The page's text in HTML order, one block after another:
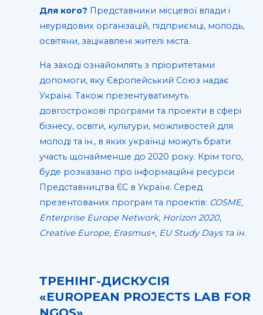
Для кого? Представники місцевої влади і
неурядових організацій, підприємці, молодь,
освітяни, зацікавлені жителі міста.
На заході ознайомлять з пріоритетами
допомоги, яку Європейський Союз надає
Україні. Також презентуватимуть
довгострокові програми та проекти в сфері
бізнесу, освіти, культури, можливостей для
молоді та ін., в яких українці можуть брати
участь щонайменше до 2020 року. Крім того,
буде розказано про інформаційні ресурси
Представництва ЄС в Україні. Серед
презентованих програм та проектів: COSME,
Enterprise Europe Network, Horizon 2020,
Creative Europe, Erasmus+, EU Study Days та ін.
ТРЕНІНГ-ДИСКУСІЯ
«EUROPEAN PROJECTS LAB FOR